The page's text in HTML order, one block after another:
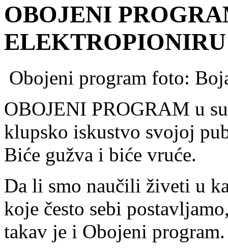
OBOJENI
Obojeni program foto:
OBOJENI PROGRAM u
klupsko iskustvo svojoj
Biće gužva i biće vruće.
Da li smo naučili živeti u
koje često sebi
takav je i Obojeni program.